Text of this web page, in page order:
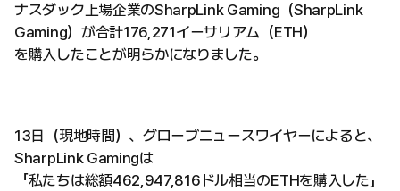
ナスダック上場企業のSharpLink Gaming（SharpLink
Gaming）が合計176,271イーサリアム（ETH）
を購入したことが明らかになりました。
13日（現地時間）、グローブニュースワイヤーによると、
SharpLink Gamingは
「私たちは総額462,947,816ドル相当のETHを購入した」